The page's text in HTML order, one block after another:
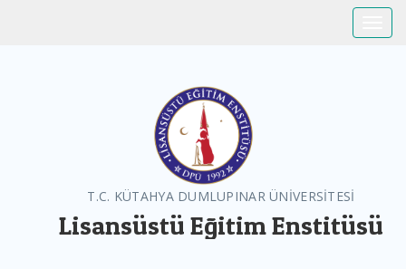
T.C. KÜTAHYA DUMLUPINAR ÜNİVERSİTESİ
Lisansüstü Eğitim Enstitüsü